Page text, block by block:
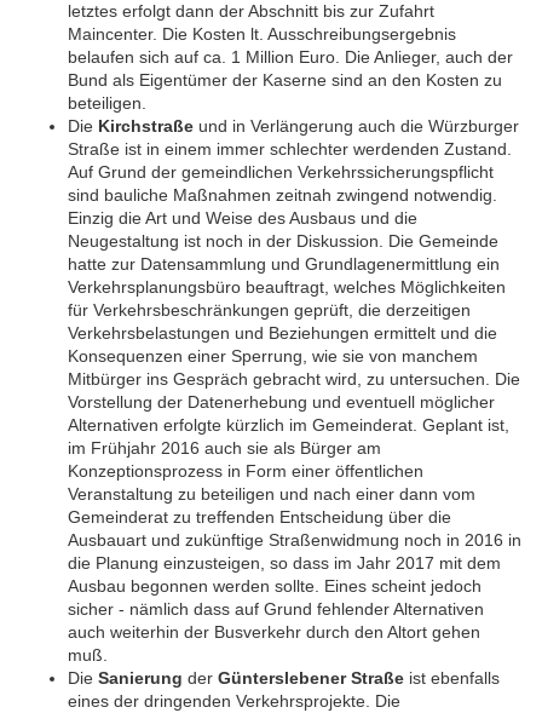
letztes erfolgt dann der Abschnitt bis zur Zufahrt
Maincenter. Die Kosten lt. Ausschreibungsergebnis
belaufen sich auf ca. 1 Million Euro. Die Anlieger, auch der
Bund als Eigentümer der Kaserne sind an den Kosten zu
beteiligen.
Die Kirchstraße und in Verlängerung auch die Würzburger
Straße ist in einem immer schlechter werdenden Zustand.
Auf Grund der gemeindlichen Verkehrssicherungspflicht
sind bauliche Maßnahmen zeitnah zwingend notwendig.
Einzig die Art und Weise des Ausbaus und die
Neugestaltung ist noch in der Diskussion. Die Gemeinde
hatte zur Datensammlung und Grundlagenermittlung ein
Verkehrsplanungsbüro beauftragt, welches Möglichkeiten
für Verkehrsbeschränkungen geprüft, die derzeitigen
Verkehrsbelastungen und Beziehungen ermittelt und die
Konsequenzen einer Sperrung, wie sie von manchem
Mitbürger ins Gespräch gebracht wird, zu untersuchen. Die
Vorstellung der Datenerhebung und eventuell möglicher
Alternativen erfolgte kürzlich im Gemeinderat. Geplant ist,
im Frühjahr 2016 auch sie als Bürger am
Konzeptionsprozess in Form einer öffentlichen
Veranstaltung zu beteiligen und nach einer dann vom
Gemeinderat zu treffenden Entscheidung über die
Ausbauart und zukünftige Straßenwidmung noch in 2016 in
die Planung einzusteigen, so dass im Jahr 2017 mit dem
Ausbau begonnen werden sollte. Eines scheint jedoch
sicher - nämlich dass auf Grund fehlender Alternativen
auch weiterhin der Busverkehr durch den Altort gehen
muß.
Die Sanierung der Günterslebener Straße ist ebenfalls
eines der dringenden Verkehrsprojekte. Die